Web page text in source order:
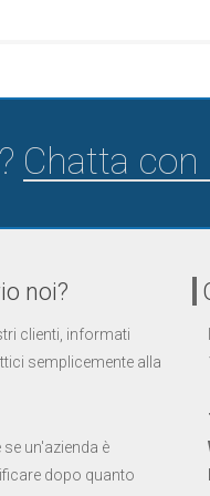
Chatta con
noi?
clienti, informati
semplicemente alla
un'azienda è
dopo quanto